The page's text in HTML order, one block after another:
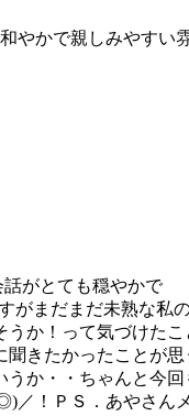
やかで親しみやすい
がとても穏やかで
がまだまだ未熟な私
か！って気づけた
きたかったことが
か・・ちゃんと今
！ＰＳ．あやさん